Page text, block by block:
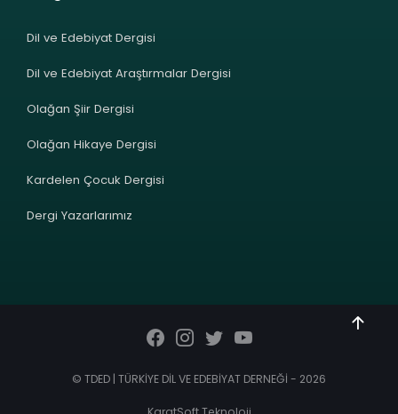
Dil ve Edebiyat Dergisi
Dil ve Edebiyat Araştırmalar Dergisi
Olağan Şiir Dergisi
Olağan Hikaye Dergisi
Kardelen Çocuk Dergisi
Dergi Yazarlarımız
© TDED | TÜRKİYE DİL VE EDEBİYAT DERNEĞİ - 2026